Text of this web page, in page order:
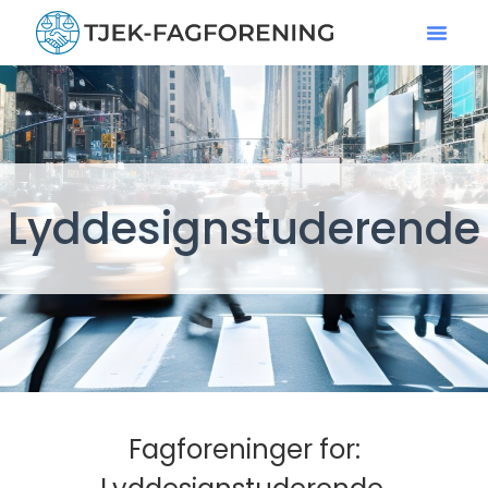
Lyddesignstuderende
Fagforeninger for: